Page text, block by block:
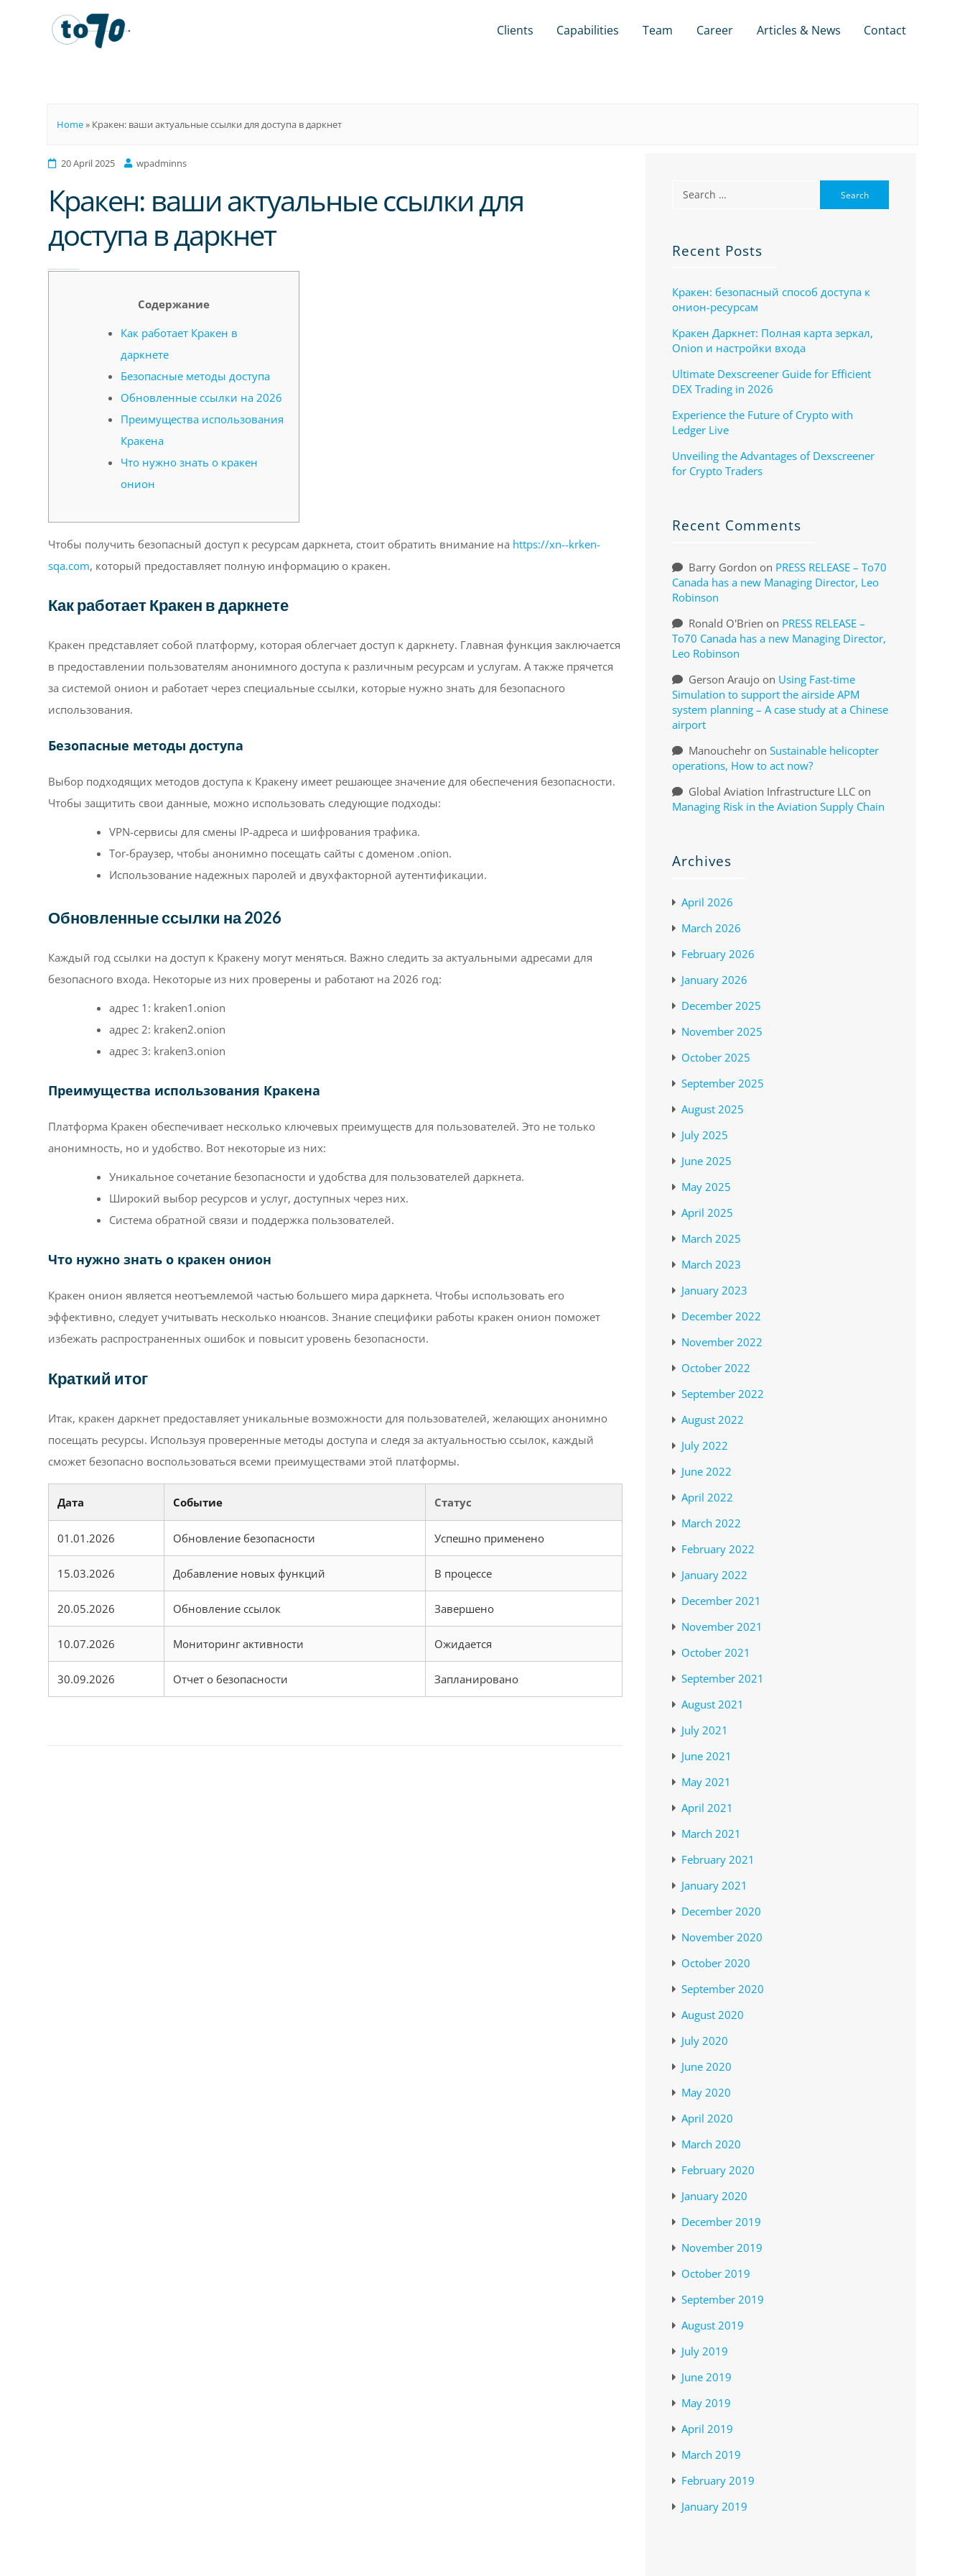
Clients Capabilities Team Career Articles & News Contact
Home» Кракен: ваши актуальные ссылки для доступа в даркнет
20 April 2025 wpadminns
Кракен: ваши актуальные ссылки для
доступа в даркнет
Содержание
Как работает Кракен в
даркнете
Безопасные методы доступа
Обновленные ссылки на 2026
Преимущества использования
Кракена
Что нужно знать о кракен
онион
Чтобы получить безопасный доступ к ресурсам даркнета, стоит обратить внимание на https://xn--krken-
sqa.com, который предоставляет полную информацию о кракен.
Как работает Кракен в даркнете
Кракен представляет собой платформу, которая облегчает доступ к даркнету. Главная функция заключается
в предоставлении пользователям анонимного доступа к различным ресурсам и услугам. А также прячется
за системой онион и работает через специальные ссылки, которые нужно знать для безопасного
использования.
Безопасные методы доступа
Выбор подходящих методов доступа к Кракену имеет решающее значение для обеспечения безопасности.
Чтобы защитить свои данные, можно использовать следующие подходы:
VPN-сервисы для смены IP-адреса и шифрования трафика.
Tor-браузер, чтобы анонимно посещать сайты с доменом .onion.
Использование надежных паролей и двухфакторной аутентификации.
Обновленные ссылки на 2026
Каждый год ссылки на доступ к Кракену могут меняться. Важно следить за актуальными адресами для
безопасного входа. Некоторые из них проверены и работают на 2026 год:
адрес 1: kraken1.onion
адрес 2: kraken2.onion
адрес 3: kraken3.onion
Преимущества использования Кракена
Платформа Кракен обеспечивает несколько ключевых преимуществ для пользователей. Это не только
анонимность, но и удобство. Вот некоторые из них:
Уникальное сочетание безопасности и удобства для пользователей даркнета.
Широкий выбор ресурсов и услуг, доступных через них.
Система обратной связи и поддержка пользователей.
Что нужно знать о кракен онион
Кракен онион является неотъемлемой частью большего мира даркнета. Чтобы использовать его
эффективно, следует учитывать несколько нюансов. Знание специфики работы кракен онион поможет
избежать распространенных ошибок и повысит уровень безопасности.
Краткий итог
Итак, кракен даркнет предоставляет уникальные возможности для пользователей, желающих анонимно
посещать ресурсы. Используя проверенные методы доступа и следя за актуальностью ссылок, каждый
сможет безопасно воспользоваться всеми преимуществами этой платформы.
Дата Событие Статус
01.01.2026 Обновление безопасности Успешно применено
15.03.2026 Добавление новых функций В процессе
20.05.2026 Обновление ссылок Завершено
10.07.2026 Мониторинг активности Ожидается
30.09.2026 Отчет о безопасности Запланировано
Recent Posts
Кракен: безопасный способ доступа к
онион-ресурсам
Кракен Даркнет: Полная карта зеркал,
Onion и настройки входа
Ultimate Dexscreener Guide for Efficient
DEX Trading in 2026
Experience the Future of Crypto with
Ledger Live
Unveiling the Advantages of Dexscreener
for Crypto Traders
Recent Comments
Barry Gordon on PRESS RELEASE – To70
Canada has a new Managing Director, Leo
Robinson
Ronald O'Brien on PRESS RELEASE –
To70 Canada has a new Managing Director,
Leo Robinson
Gerson Araujoon Using Fast-time
Simulation to support the airside APM
system planning – A case study at a Chinese
airport
Manouchehron Sustainable helicopter
operations, How to act now?
Global Aviation Infrastructure LLCon
Managing Risk in the Aviation Supply Chain
Archives
April 2026
March 2026
February 2026
January 2026
December 2025
November 2025
October 2025
September 2025
August 2025
July 2025
June 2025
May 2025
April 2025
March 2025
March 2023
January 2023
December 2022
November 2022
October 2022
September 2022
August 2022
July 2022
June 2022
April 2022
March 2022
February 2022
January 2022
December 2021
November 2021
October 2021
September 2021
August 2021
July 2021
June 2021
May 2021
April 2021
March 2021
February 2021
January 2021
December 2020
November 2020
October 2020
September 2020
August 2020
July 2020
June 2020
May 2020
April 2020
March 2020
February 2020
January 2020
December 2019
November 2019
October 2019
September 2019
August 2019
July 2019
June 2019
May 2019
April 2019
March 2019
February 2019
January 2019